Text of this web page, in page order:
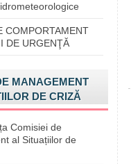
COMPORTAMENT
DE URGENŢĂ
MANAGEMENT
DE CRIZĂ
Comisiei de
al Situațiilor de